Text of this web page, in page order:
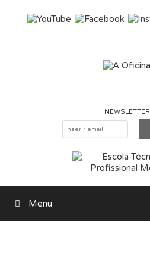
NEWSLETTER
Menu